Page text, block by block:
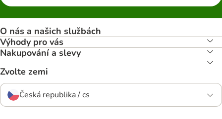
O nás a našich službách
Výhody pro vás
Nakupování a slevy
Zvolte zemi
Česká republika / cs